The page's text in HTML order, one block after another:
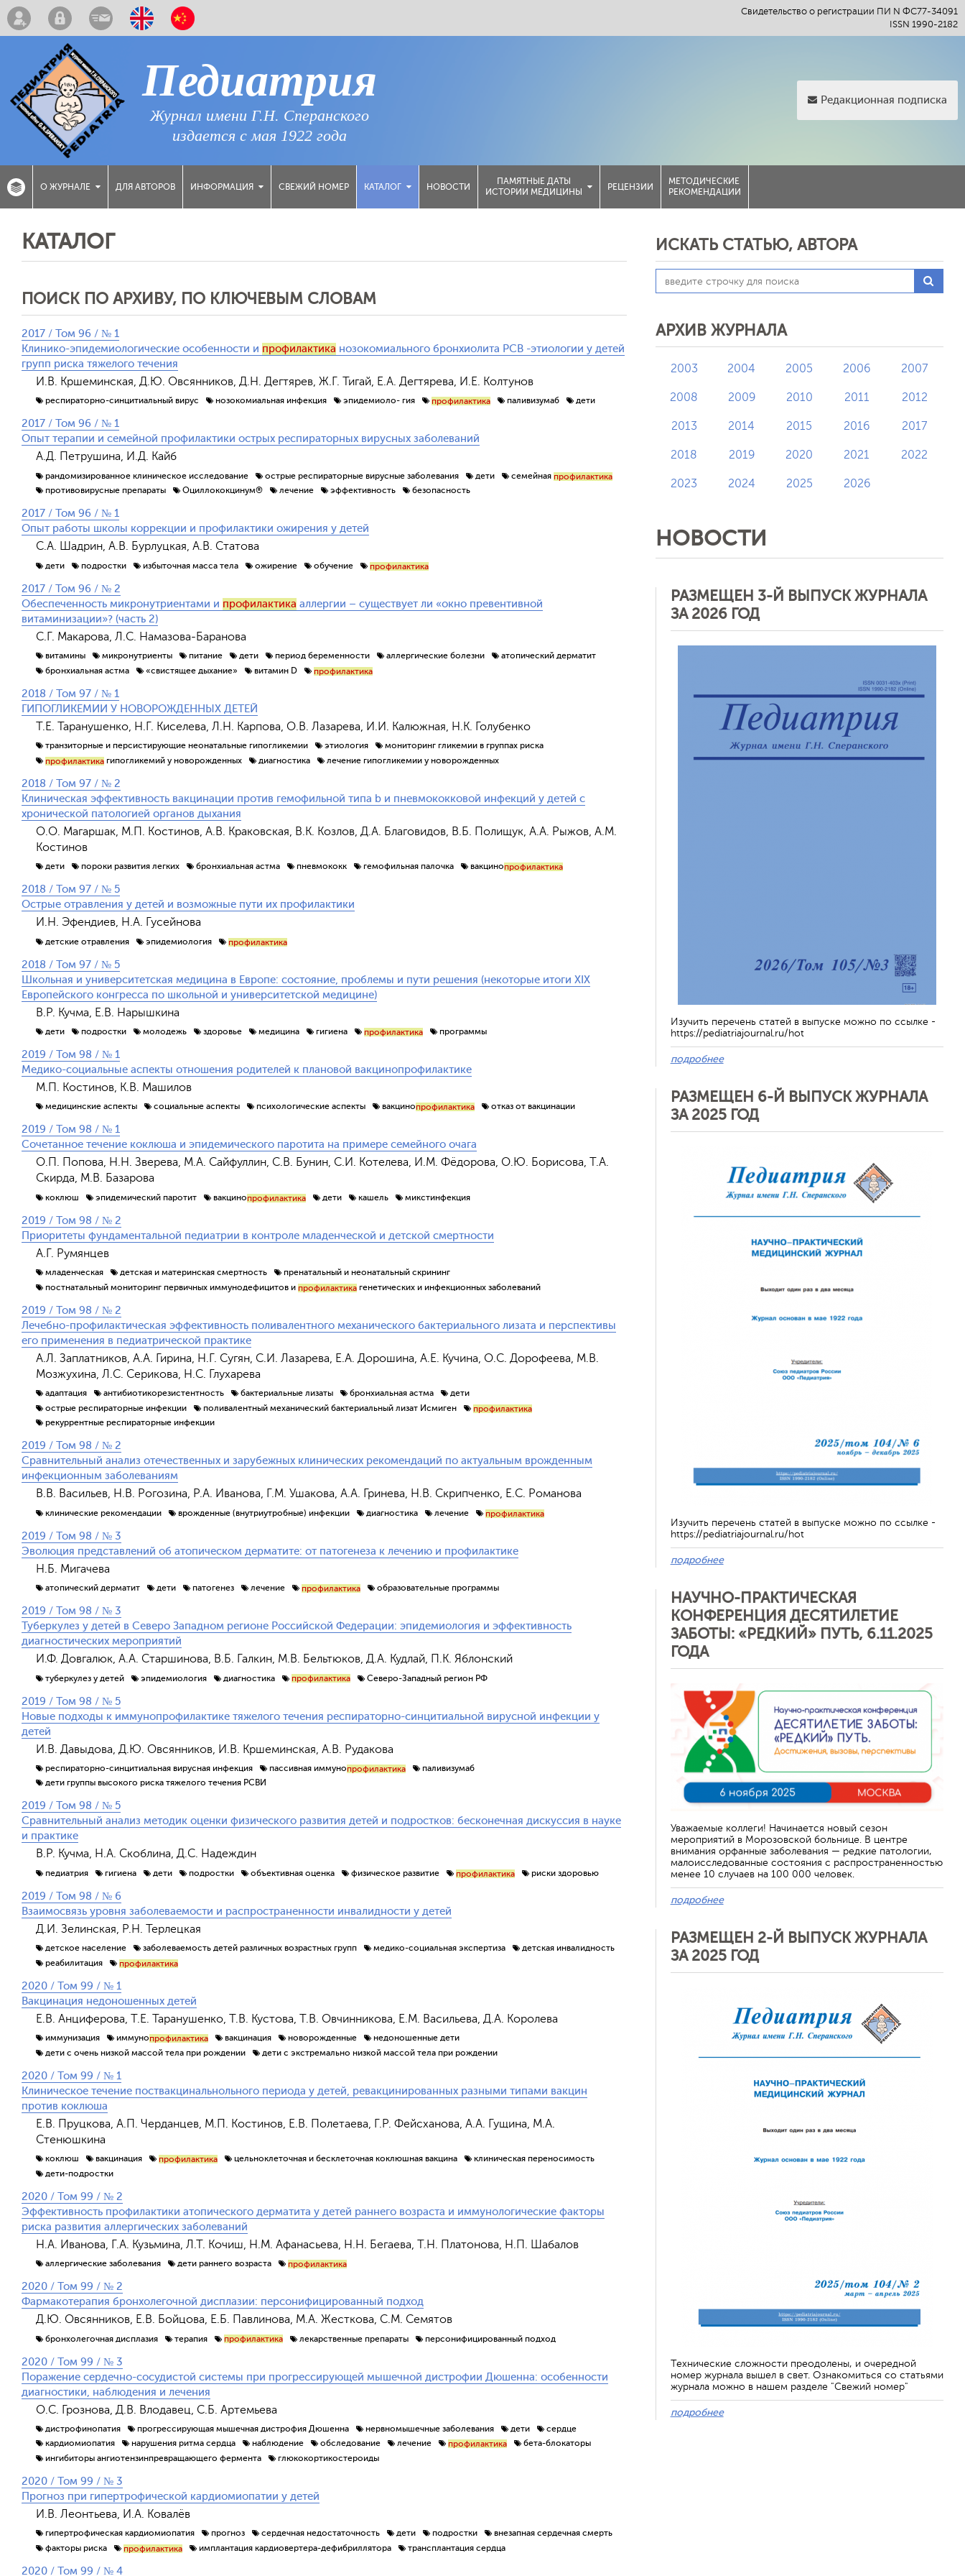
Свидетельство о регистрации ПИ N ФС77-34091
ISSN 1990-2182
Педиатрия
Журнал имени Г.Н. Сперанского
издается с мая 1922 года
Редакционная подписка
О ЖУРНАЛЕ ДЛЯ АВТОРОВ ИНФОРМАЦИЯ СВЕЖИЙ НОМЕР КАТАЛОГ НОВОСТИ
ПАМЯТНЫЕ ДАТЫ
ИСТОРИИ МЕДИЦИНЫ
РЕЦЕНЗИИ
МЕТОДИЧЕСКИЕ
РЕКОМЕНДАЦИИ
КАТАЛОГ
ПОИСК ПО АРХИВУ, ПО КЛЮЧЕВЫМ СЛОВАМ
2017 / Том 96 / № 1
Клинико-эпидемиологические особенности и профилактика нозокомиального бронхиолита РСВ -этиологии у детей
групп риска тяжелого течения
И.В. Кршеминская, Д.Ю. Овсянников, Д.Н. Дегтярев, Ж.Г. Тигай, Е.А. Дегтярева, И.Е. Колтунов
респираторно-синцитиальный вирус нозокомиальная инфекция эпидемиоло- гия профилактика паливизумаб дети
2017 / Том 96 / № 1
Опыт терапии и семейной профилактики острых респираторных вирусных заболеваний
А.Д. Петрушина, И.Д. Кайб
рандомизированное клиническое исследование острые респираторные вирусные заболевания дети семейная профилактика
противовирусные препараты
Оциллококцинум® лечение эффективность безопасность
2017 / Том 96 / № 1
Опыт работы школы коррекции и профилактики ожирения у детей
С.А. Шадрин, А.В. Бурлуцкая, А.В. Статова
дети подростки избыточная масса тела ожирение обучение профилактика
2017 / Том 96 / № 2
Обеспеченность микронутриентами и профилактика аллергии – существует ли «окно превентивной
витаминизации»? (часть 2)
С.Г. Макарова, Л.С. Намазова-Баранова
витамины микронутриенты питание дети период беременности аллергические болезни
атопический дерматит
бронхиальная астма
«свистящее дыхание» витамин D профилактика
2018 / Том 97 / № 1
ГИПОГЛИКЕМИИ У НОВОРОЖДЕННЫХ ДЕТЕЙ
Т.Е. Таранушенко, Н.Г. Киселева, Л.Н. Карпова, О.В. Лазарева, И.И. Калюжная, Н.К. Голубенко
транзиторные и персистирующие неонатальные гипогликемии этиология
мониторинг гликемии в группах риска
профилактика гипогликемий у новорожденных диагностика лечение гипогликемии у новорожденных
2018 / Том 97 / № 2
Клиническая эффективность вакцинации против гемофильной типа b и пневмококковой инфекций у детей с
хронической патологией органов дыхания
О.О. Магаршак, М.П. Костинов, А.В. Краковская, В.К. Козлов, Д.А. Благовидов, В.Б. Полищук, А.А. Рыжов, А.М.
Костинов
дети пороки развития легких бронхиальная астма пневмококк гемофильная палочка вакцинопрофилактика
2018 / Том 97 / № 5
Острые отравления у детей и возможные пути их профилактики
И.Н. Эфендиев, Н.А. Гусейнова
детские отравления эпидемиология профилактика
2018 / Том 97 / № 5
Школьная и университетская медицина в Европе: состояние, проблемы и пути решения (некоторые итоги XIX
Европейского конгресса по школьной и университетской медицине)
В.Р. Кучма, Е.В. Нарышкина
дети подростки молодежь здоровье медицина гигиена профилактика программы
2019 / Том 98 / № 1
Медико-социальные аспекты отношения родителей к плановой вакцинопрофилактике
М.П. Костинов, К.В. Машилов
медицинские аспекты социальные аспекты психологические аспекты вакцинопрофилактика отказ от вакцинации
2019 / Том 98 / № 1
Сочетанное течение коклюша и эпидемического паротита на примере семейного очага
О.П. Попова, Н.Н. Зверева, М.А. Сайфуллин, С.В. Бунин, С.И. Котелева, И.М. Фёдорова, О.Ю. Борисова, Т.А.
Скирда, М.В. Базарова
коклюш эпидемический паротит вакцинопрофилактика дети кашель микстинфекция
2019 / Том 98 / № 2
Приоритеты фундаментальной педиатрии в контроле младенческой и детской смертности
А.Г. Румянцев
младенческая детская и материнская смертность
пренатальный и неонатальный скрининг
постнатальный мониторинг первичных иммунодефицитов и профилактика генетических и инфекционных заболеваний
2019 / Том 98 / № 2
Лечебно-профилактическая эффективность поливалентного механического бактериального лизата и перспективы
его применения в педиатрической практике
А.Л. Заплатников, А.А. Гирина, Н.Г. Сугян, С.И. Лазарева, Е.А. Дорошина, А.Е. Кучина, О.С. Дорофеева, М.В.
Мозжухина, Л.С. Серикова, Н.С. Глухарева
адаптация антибиотикорезистентность бактериальные лизаты бронхиальная астма
дети
острые респираторные инфекции
поливалентный механический бактериальный лизат Исмиген
профилактика
рекуррентные респираторные инфекции
2019 / Том 98 / № 2
Сравнительный анализ отечественных и зарубежных клинических рекомендаций по актуальным врожденным
инфекционным заболеваниям
В.В. Васильев, Н.В. Рогозина, Р.А. Иванова, Г.М. Ушакова, А.А. Гринева, Н.В. Скрипченко, Е.С. Романова
клинические рекомендации врожденные (внутриутробные) инфекции диагностика лечение профилактика
2019 / Том 98 / № 3
Эволюция представлений об атопическом дерматите: от патогенеза к лечению и профилактике
Н.Б. Мигачева
атопический дерматит дети патогенез лечение профилактика образовательные программы
2019 / Том 98 / № 3
Туберкулез у детей в Северо Западном регионе Российской Федерации: эпидемиология и эффективность
диагностических мероприятий
И.Ф. Довгалюк, А.А. Старшинова, В.Б. Галкин, М.В. Бельтюков, Д.А. Кудлай, П.К. Яблонский
туберкулез у детей эпидемиология диагностика профилактика Северо-Западный регион РФ
2019 / Том 98 / № 5
Новые подходы к иммунопрофилактике тяжелого течения респираторно-синцитиальной вирусной инфекции у
детей
И.В. Давыдова, Д.Ю. Овсянников, И.В. Кршеминская, А.В. Рудакова
респираторно-синцитиальная вирусная инфекция пассивная иммунопрофилактика
паливизумаб
дети группы высокого риска тяжелого течения РСВИ
2019 / Том 98 / № 5
Сравнительный анализ методик оценки физического развития детей и подростков: бесконечная дискуссия в науке
и практике
В.Р. Кучма, Н.А. Скоблина, Д.С. Надеждин
педиатрия гигиена дети подростки объективная оценка физическое развитие профилактика риски здоровью
2019 / Том 98 / № 6
Взаимосвязь уровня заболеваемости и распространенности инвалидности у детей
Д.И. Зелинская, Р.Н. Терлецкая
детское население заболеваемость детей различных возрастных групп медико-социальная экспертиза
детская инвалидность
реабилитация
профилактика
2020 / Том 99 / № 1
Вакцинация недоношенных детей
Е.В. Анциферова, Т.Е. Таранушенко, Т.В. Кустова, Т.В. Овчинникова, Е.М. Васильева, Д.А. Королева
иммунизация иммунопрофилактика вакцинация новорожденные
недоношенные дети
дети с очень низкой массой тела при рождении
дети с экстремально низкой массой тела при рождении
2020 / Том 99 / № 1
Клиническое течение поствакцинальнольного периода у детей, ревакцинированных разными типами вакцин
против коклюша
Е.В. Пруцкова, А.П. Черданцев, М.П. Костинов, Е.В. Полетаева, Г.Р. Фейсханова, А.А. Гущина, М.А.
Стенюшкина
коклюш вакцинация профилактика цельноклеточная и бесклеточная коклюшная вакцина
клиническая переносимость
дети-подростки
2020 / Том 99 / № 2
Эффективность профилактики атопического дерматита у детей раннего возраста и иммунологические факторы
риска развития аллергических заболеваний
Н.А. Иванова, Г.А. Кузьмина, Л.Т. Кочиш, Н.М. Афанасьева, Н.Н. Бегаева, Т.Н. Платонова, Н.П. Шабалов
аллергические заболевания дети раннего возраста профилактика
2020 / Том 99 / № 2
Фармакотерапия бронхолегочной дисплазии: персонифицированный подход
Д.Ю. Овсянников, Е.В. Бойцова, Е.Б. Павлинова, М.А. Жесткова, С.М. Семятов
бронхолегочная дисплазия терапия профилактика лекарственные препараты персонифицированный подход
2020 / Том 99 / № 3
Поражение сердечно-сосудистой системы при прогрессирующей мышечной дистрофии Дюшенна: особенности
диагностики, наблюдения и лечения
О.С. Грознова, Д.В. Влодавец, С.Б. Артемьева
дистрофинопатия прогрессирующая мышечная дистрофия Дюшенна нервномышечные заболевания дети
сердце
кардиомиопатия
нарушения ритма сердца наблюдение обследование лечение профилактика
бета-блокаторы
ингибиторы ангиотензинпревращающего фермента
глюкокортикостероиды
2020 / Том 99 / № 3
Прогноз при гипертрофической кардиомиопатии у детей
И.В. Леонтьева, И.А. Ковалёв
гипертрофическая кардиомиопатия прогноз сердечная недостаточность дети подростки
внезапная сердечная смерть
факторы риска
профилактика имплантация кардиовертера-дефибриллятора трансплантация сердца
2020 / Том 99 / № 4
ИСКАТЬ СТАТЬЮ, АВТОРА
АРХИВ ЖУРНАЛА
2003 2004 2005 2006 2007
2008 2009 2010 2011 2012
2013 2014 2015 2016 2017
2018 2019 2020 2021 2022
2023 2024 2025 2026
НОВОСТИ
РАЗМЕЩЕН 3-Й ВЫПУСК ЖУРНАЛА
ЗА 2026 ГОД
Изучить перечень статей в выпуске можно по ссылке -
https://pediatriajournal.ru/hot
подробнее
РАЗМЕЩЕН 6-Й ВЫПУСК ЖУРНАЛА
ЗА 2025 ГОД
Изучить перечень статей в выпуске можно по ссылке -
https://pediatriajournal.ru/hot
подробнее
НАУЧНО-ПРАКТИЧЕСКАЯ
КОНФЕРЕНЦИЯ ДЕСЯТИЛЕТИЕ
ЗАБОТЫ: «РЕДКИЙ» ПУТЬ, 6.11.2025
ГОДА
Уважаемые коллеги! Начинается новый сезон
мероприятий в Морозовской больнице. В центре
внимания орфанные заболевания — редкие патологии,
малоисследованные состояния с распространенностью
менее 10 случаев на 100 000 человек.
подробнее
РАЗМЕЩЕН 2-Й ВЫПУСК ЖУРНАЛА
ЗА 2025 ГОД
Технические сложности преодолены, и очередной
номер журнала вышел в свет. Ознакомиться со статьями
журнала можно в нашем разделе "Свежий номер"
подробнее
Обратная связь
Отменить